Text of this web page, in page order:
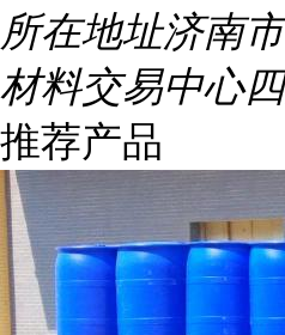
所在地址济南
材料交易中心
推荐产品